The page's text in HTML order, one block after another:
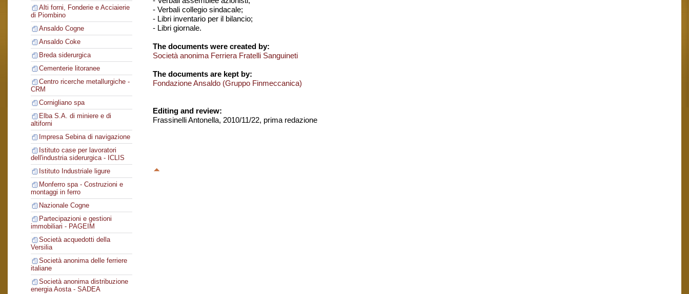
Alti forni, Fonderie e Acciaierie
di Piombino
Ansaldo Cogne
Ansaldo Coke
Breda siderurgica
Cementerie litoranee
Centro ricerche metallurgiche -
CRM
Cornigliano spa
Elba S.A. di miniere e di
altiforni
Impresa Sebina di navigazione
Istituto case per lavoratori
dell'industria siderurgica - ICLIS
Istituto Industriale ligure
Monferro spa - Costruzioni e
montaggi in ferro
Nazionale Cogne
Partecipazioni e gestioni
immobiliari - PAGEIM
Società acquedotti della
Versilia
Società anonima delle ferriere
italiane
Società anonima distribuzione
energia Aosta - SADEA
- Verbali collegio sindacale;
- Libri inventario per il bilancio;
- Libri giornale.
The documents were created by:
Società anonima Ferriera Fratelli Sanguineti
The documents are kept by:
Fondazione Ansaldo (Gruppo Finmeccanica)
Editing and review:
Frassinelli Antonella, 2010/11/22, prima redazione